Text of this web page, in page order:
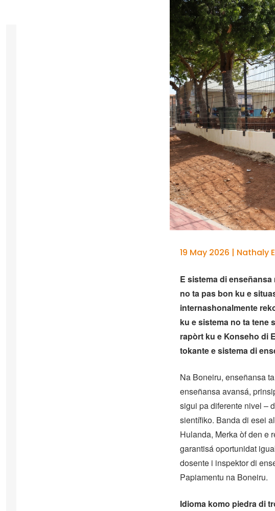
19 May 2026 | Nathaly
E sistema di
no ta pas bon ku e
internashonalmente
ku e sistema no ta tene
rapòrt ku e Konseho di
tokante e sistema di
Na Boneiru, enseñansa
enseñansa avansá,
sigui pa diferente nivel –
sientífiko. Banda di esei
Hulanda, Merka òf den e
garantisá oportunidat
dosente i inspektor di
Papiamentu na Boneiru.
Idioma komo piedra di